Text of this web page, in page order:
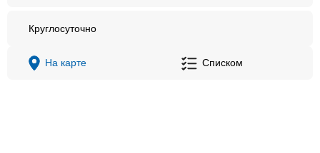
Круглосуточно
На карте Списком